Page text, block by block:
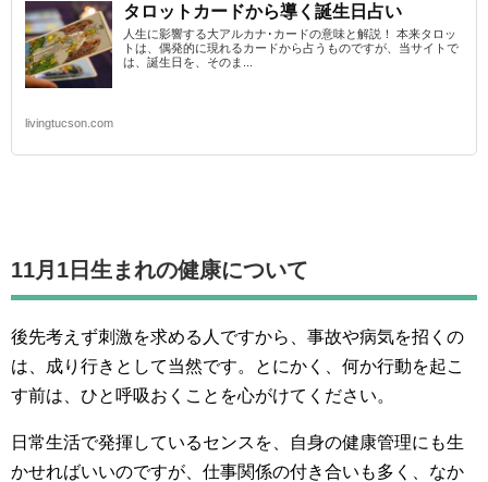
タロットカードから導く誕生日占い
人生に影響する大アルカナ･カードの意味と解説！ 本来タロッ
トは、偶発的に現れるカードから占うものですが、当サイトで
は、誕生日を、そのま...
livingtucson.com
11月1日生まれの健康について
後先考えず刺激を求める人ですから、事故や病気を招くの
は、成り行きとして当然です。とにかく、何か行動を起こ
す前は、ひと呼吸おくことを心がけてください。
日常生活で発揮しているセンスを、自身の健康管理にも生
かせればいいのですが、仕事関係の付き合いも多く、なか